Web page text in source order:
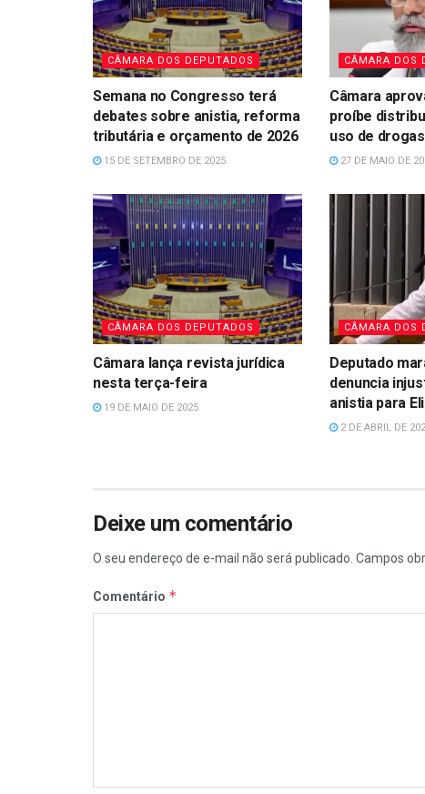
CÂMARA DOS DEPUTADOS
Semana no Congresso terá
debates sobre anistia, reforma
tributária e orçamento de 2026
15 DE SETEMBRO DE 2025
CÂMARA DOS
Câmara
proíbe
uso de
27 DE MAIO DE
CÂMARA DOS DEPUTADOS
Câmara lança revista jurídica
nesta terça-feira
19 DE MAIO DE 2025
CÂMARA DOS
Deputado
denuncia
anistia para
2 DE ABRIL DE
Deixe um comentário
O seu endereço de e-mail não será publicado. Campos
Comentário *